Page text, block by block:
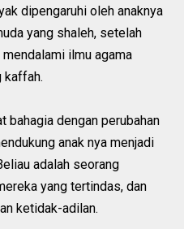
dipengaruhi oleh anaknya
yang shaleh, setelah
ilmu agama
kaffah.
bahagia dengan perubahan
anak nya menjadi
adalah seorang
yang tertindas, dan
ketidak-adilan.